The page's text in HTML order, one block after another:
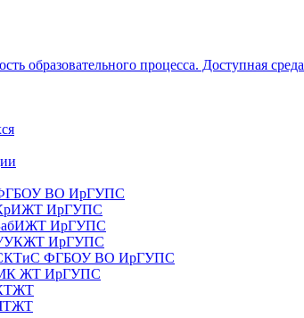
образовательного процесса. Доступная среда
ФГБОУ ВО ИрГУПС
КрИЖТ ИрГУПС
ЗабИЖТ ИрГУПС
УУКЖТ ИрГУПС
СКТиС ФГБОУ ВО ИрГУПС
МК ЖТ ИрГУПС
КТЖТ
ЧТЖТ